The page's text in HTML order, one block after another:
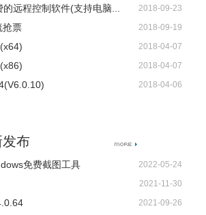
远程控制软件(支持电脑... 2018-09-23
抢票 2018-09-19
2018-04-07
2018-04-07
2018-04-06
布
免费截图工具 2022-05-24
2021-11-30
2021-09-26